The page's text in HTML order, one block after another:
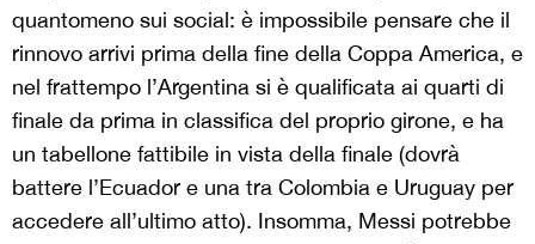
quantomeno sui social: è impossibile pensare che il
rinnovo arrivi prima della fine della Coppa America, e
nel frattempo l’Argentina si è qualificata ai quarti di
finale da prima in classifica del proprio girone, e ha
un tabellone fattibile in vista della finale (dovrà
battere l’Ecuador e una tra Colombia e Uruguay per
accedere all’ultimo atto). Insomma, Messi potrebbe